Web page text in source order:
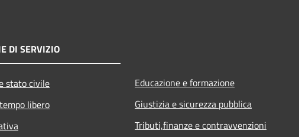
DI SERVIZIO
stato civile
libero
Educazione e formazione
Giustizia e sicurezza pubblica
Tributi,finanze e contravvenzioni